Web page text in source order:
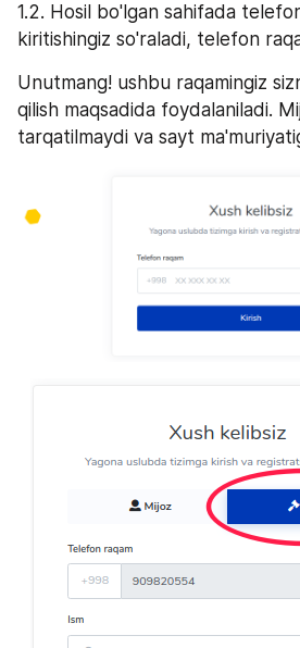
1.2. Hosil bo'lgan sahifada
kiritishingiz so'raladi, telefon
Unutmang! ushbu raqamingiz
qilish maqsadida foydalaniladi.
tarqatilmaydi va sayt